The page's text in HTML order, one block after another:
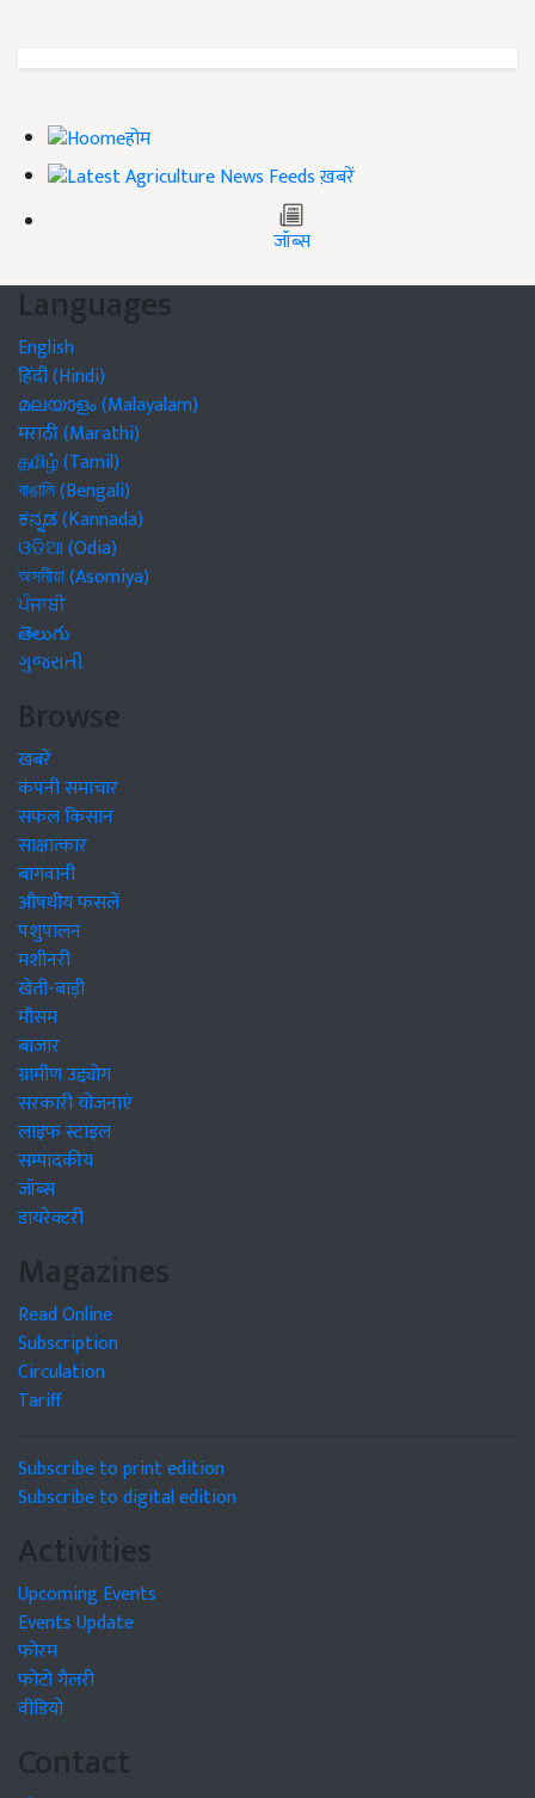
होम
ख़बरें
जॉब्स
Languages
English
हिंदी (Hindi)
മലയാളം (Malayalam)
मराठी (Marathi)
தமிழ் (Tamil)
বাঙালি (Bengali)
ಕನ್ನಡ (Kannada)
ଓଡିଆ (Odia)
অসমীয়া (Asomiya)
ਪੰਜਾਬੀ
తెలుగు
ગુજરાતી
Browse
खबरें
कंपनी समाचार
सफल किसान
साक्षात्कार
बागवानी
औषधीय फसलें
पशुपालन
मशीनरी
खेती-बाड़ी
मौसम
बाजार
ग्रामीण उद्द्योग
सरकारी योजनाएं
लाइफ स्टाइल
सम्पादकीय
जॉब्स
डायरेक्टरी
Magazines
Read Online
Subscription
Circulation
Tariff
Subscribe to print edition
Subscribe to digital edition
Activities
Upcoming Events
Events Update
फोरम
फोटो गैलरी
वीडियो
Contact